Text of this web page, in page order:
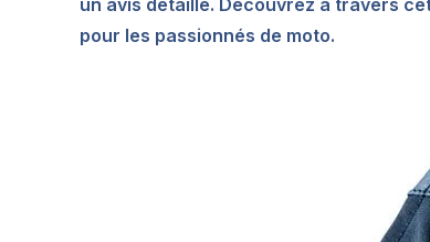
un avis détaillé. Découvrez à travers
pour les passionnés de moto.